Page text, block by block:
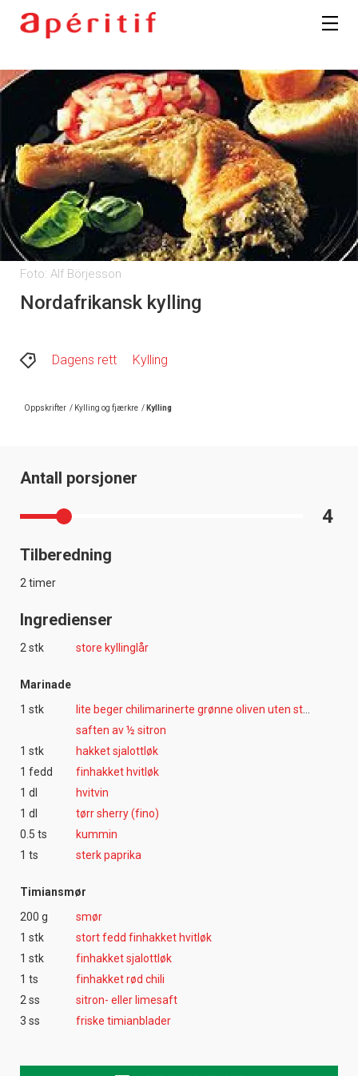
Foto: Alf Börjesson
Nordafrikansk kylling
Dagens rett Kylling
Oppskrifter / Kylling og fjærkre / Kylling
Antall porsjoner
4
Tilberedning
2 timer
Ingredienser
2 stk store kyllinglår
Marinade
1 stk
saften av ½ sitron
1 stk
hakket sjalottløk
1 fedd
finhakket hvitløk
1 dl
hvitvin
1 dl
tørr sherry (fino)
0.5 ts
kummin
1 ts
sterk paprika
Timiansmør
200 g
smør
1 stk
stort fedd finhakket hvitløk
1 stk
finhakket sjalottløk
1 ts
finhakket rød chili
2 ss
sitron- eller limesaft
3 ss
friske timianblader